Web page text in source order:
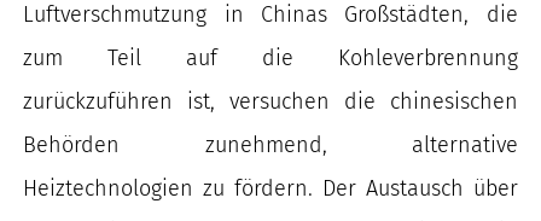
Luftverschmutzung in Chinas Großstädten, die
zum Teil auf die Kohleverbrennung
zurückzuführen ist, versuchen die chinesischen
Behörden zunehmend, alternative
Heiztechnologien zu fördern. Der Austausch über